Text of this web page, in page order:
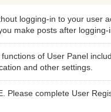
logging-in to your user
make posts after
of User Panel
and other settings.
Please complete User